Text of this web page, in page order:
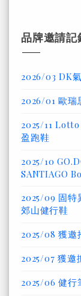
品牌邀請記
2026/03 DK
2026/01 歐
2025/11
盈跑鞋
2025/10
SANTIAGO
2025/09 固特
郊山健行鞋
2025/08 獲邀
2025/07 獲邀
2025/06 健行